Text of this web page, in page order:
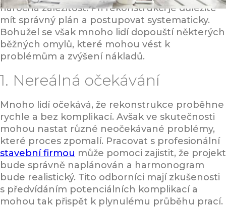
náročná záležitost. Při rekonstrukci je důležité
mít správný plán a postupovat systematicky.
Bohužel se však mnoho lidí dopouští některých
běžných omylů, které mohou vést k
problémům a zvýšení nákladů.
1. Nereálná očekávání
Mnoho lidí očekává, že rekonstrukce proběhne
rychle a bez komplikací. Avšak ve skutečnosti
mohou nastat různé neočekávané problémy,
které proces zpomalí. Pracovat s profesionální
stavební firmou může pomoci zajistit, že projekt
bude správně naplánován a harmonogram
bude realistický. Tito odborníci mají zkušenosti
s předvídáním potenciálních komplikací a
mohou tak přispět k plynulému průběhu prací.